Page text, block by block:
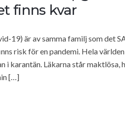
finns kvar
19) är av samma familj som det
risk för en pandemi. Hela
i karantän. Läkarna står maktlösa,
[…]